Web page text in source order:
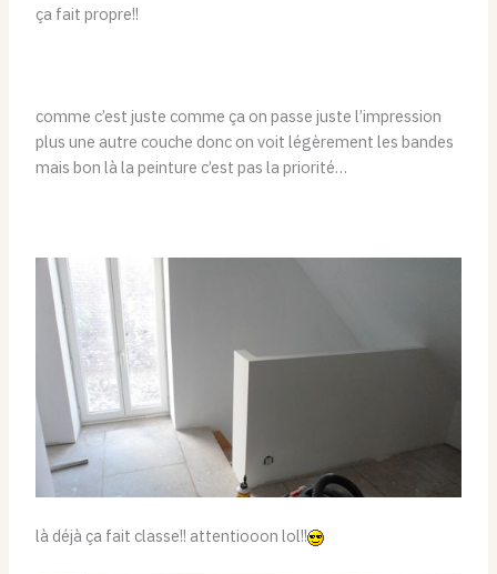
ça fait propre!!
comme c’est juste comme ça on passe juste l’impression
plus une autre couche donc on voit légèrement les bandes
mais bon là la peinture c’est pas la priorité…
là déjà ça fait classe!! attentiooon lol!!